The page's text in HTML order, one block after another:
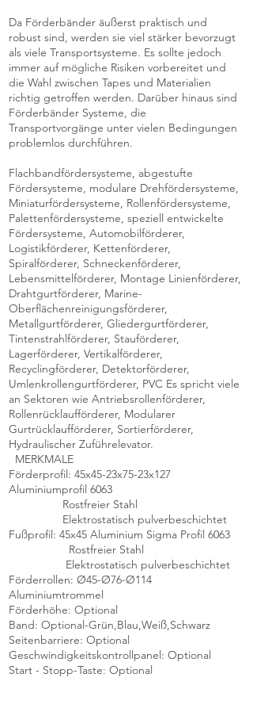
Da Förderbänder äußerst praktisch und
robust sind, werden sie viel stärker bevorzugt
als viele Transportsysteme. Es sollte jedoch
immer auf mögliche Risiken vorbereitet und
die Wahl zwischen Tapes und Materialien
richtig getroffen werden. Darüber hinaus sind
Förderbänder Systeme, die
Transportvorgänge unter vielen Bedingungen
problemlos durchführen.
Flachbandfördersysteme, abgestufte
Fördersysteme, modulare Drehfördersysteme,
Miniaturfördersysteme, Rollenfördersysteme,
Palettenfördersysteme, speziell entwickelte
Fördersysteme, Automobilförderer,
Logistikförderer, Kettenförderer,
Spiralförderer, Schneckenförderer,
Lebensmittelförderer, Montage Linienförderer,
Drahtgurtförderer, Marine-
Oberflächenreinigungsförderer,
Metallgurtförderer, Gliedergurtförderer,
Tintenstrahlförderer, Stauförderer,
Lagerförderer, Vertikalförderer,
Recyclingförderer, Detektorförderer,
Umlenkrollengurtförderer, PVC Es spricht viele
an Sektoren wie Antriebsrollenförderer,
Rollenrücklaufförderer, Modularer
Gurtrücklaufförderer, Sortierförderer,
Hydraulischer Zuführelevator.
MERKMALE
Förderprofil: 45x45-23x75-23x127
Aluminiumprofil 6063
Rostfreier Stahl
Elektrostatisch pulverbeschichtet
Fußprofil: 45x45 Aluminium Sigma Profil 6063
Rostfreier Stahl
Elektrostatisch pulverbeschichtet
Förderrollen: Ø45-Ø76-Ø114
Aluminiumtrommel
Förderhöhe: Optional
Band: Optional-Grün,Blau,Weiß,Schwarz
Seitenbarriere: Optional
Geschwindigkeitskontrollpanel: Optional
Start - Stopp-Taste: Optional